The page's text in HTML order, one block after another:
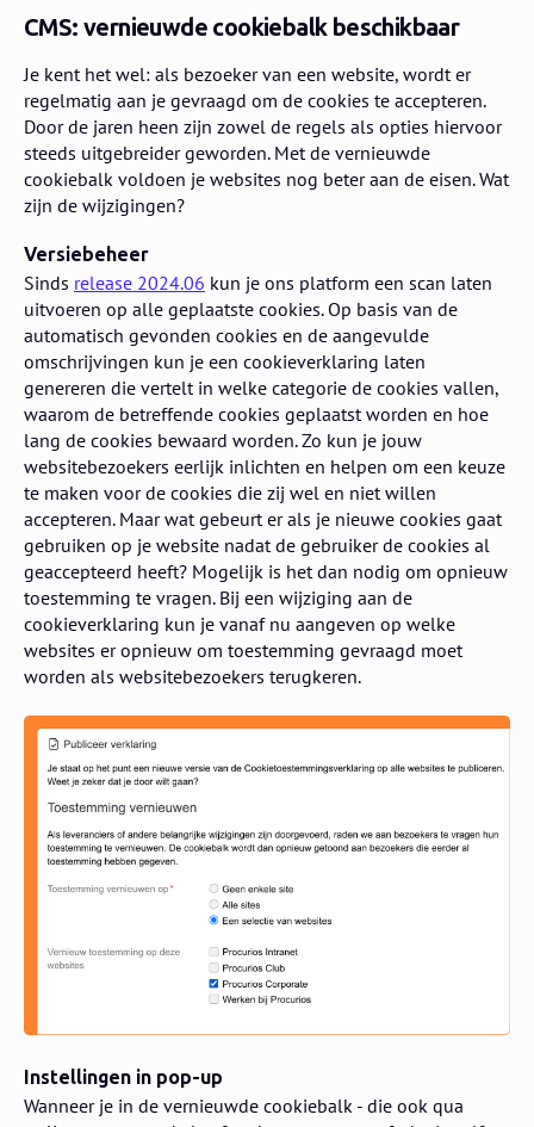
CMS: vernieuwde cookiebalk beschikbaar
Je kent het wel: als bezoeker van een website, wordt er
regelmatig aan je gevraagd om de cookies te accepteren.
Door de jaren heen zijn zowel de regels als opties hiervoor
steeds uitgebreider geworden. Met de vernieuwde
cookiebalk voldoen je websites nog beter aan de eisen. Wat
zijn de wijzigingen?
Versiebeheer
Sinds release 2024.06 kun je ons platform een scan laten
uitvoeren op alle geplaatste cookies. Op basis van de
automatisch gevonden cookies en de aangevulde
omschrijvingen kun je een cookieverklaring laten
genereren die vertelt in welke categorie de cookies vallen,
waarom de betreffende cookies geplaatst worden en hoe
lang de cookies bewaard worden. Zo kun je jouw
websitebezoekers eerlijk inlichten en helpen om een keuze
te maken voor de cookies die zij wel en niet willen
accepteren. Maar wat gebeurt er als je nieuwe cookies gaat
gebruiken op je website nadat de gebruiker de cookies al
geaccepteerd heeft? Mogelijk is het dan nodig om opnieuw
toestemming te vragen. Bij een wijziging aan de
cookieverklaring kun je vanaf nu aangeven op welke
websites er opnieuw om toestemming gevraagd moet
worden als websitebezoekers terugkeren.
Instellingen in pop-up
Wanneer je in de vernieuwde cookiebalk - die ook qua